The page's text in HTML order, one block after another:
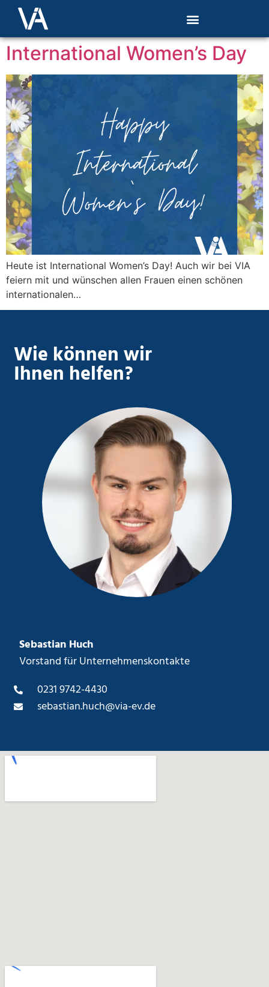
International Women’s Day
Heute ist International Women’s Day! Auch wir bei VIA
feiern mit und wünschen allen Frauen einen schönen
internationalen…
Wie können wir
Ihnen helfen?
Sebastian Huch
Vorstand für Unternehmenskontakte
0231 9742-4430
sebastian.huch@via-ev.de